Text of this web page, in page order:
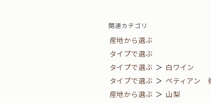
関連カテゴリ
産地から選ぶ
タイプで選ぶ
タイプで選ぶ ＞ 白ワイン
タイプで選ぶ ＞ ペティアン
産地から選ぶ ＞ 山梨